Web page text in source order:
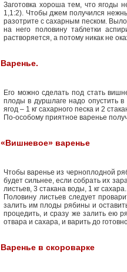
Заготовка хороша тем, что ягоды
1,1:2). Чтобы джем получился
разотрите с сахарным песком.
на него половину таблетки
растворяется, а потому никак не
Варенье.
Его можно сделать под стать
плоды в дуршлаге надо опустить
ягод – 1 кг сахарного песка и 2
По-особому приятное варенье
«Вишневое» варенье
Чтобы варенье из черноплодной
будет сильнее, если собрать их
листьев, 3 стакана воды, 1 кг
Половину листьев следует
залить им плоды рябины и
процедить, и сразу же залить ею
отвара и сахара, и варить до
Варенье в скороварке